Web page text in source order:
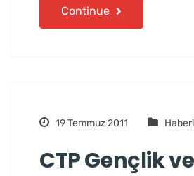
Continue
19 Temmuz 2011
CTP Gençlik